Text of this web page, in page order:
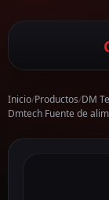
Inicio/Productos/DM
Dmtech Fuente de